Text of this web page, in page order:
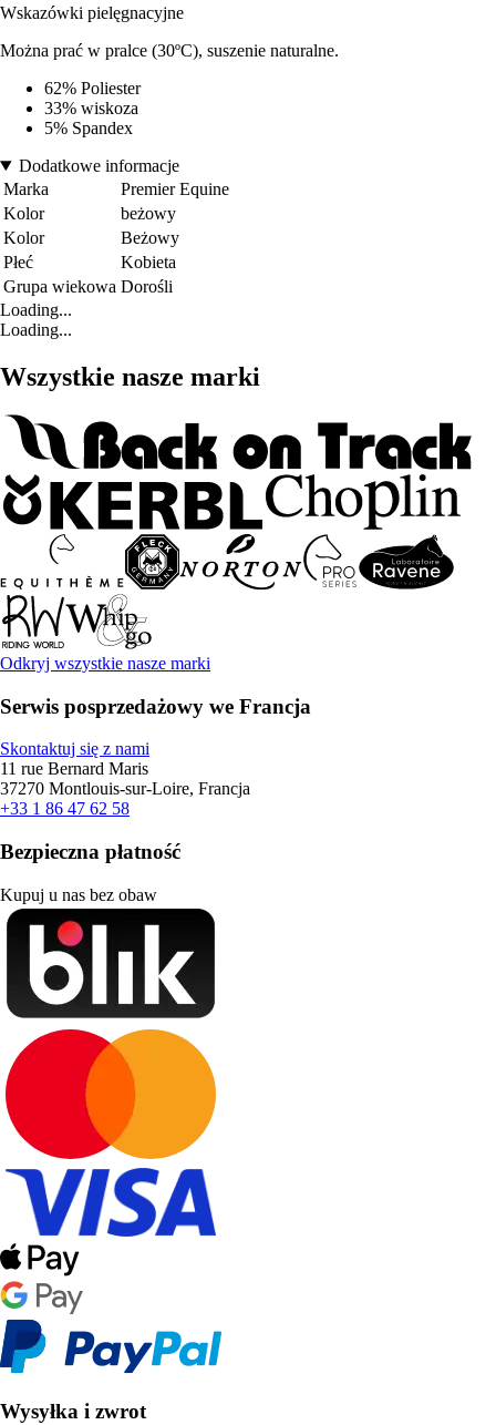
Wskazówki pielęgnacyjne
Można prać w pralce (30ºC), suszenie naturalne.
62% Poliester
33% wiskoza
5% Spandex
Dodatkowe informacje
Marka
Premier Equine
Kolor
beżowy
Kolor
Beżowy
Płeć
Kobieta
Grupa wiekowa Dorośli
Loading...
Loading...
Wszystkie nasze marki
Odkryj wszystkie nasze marki
Serwis posprzedażowy we Francja
Skontaktuj się z nami
11 rue Bernard Maris
37270 Montlouis-sur-Loire, Francja
+33 1 86 47 62 58
Bezpieczna płatność
Kupuj u nas bez obaw
Wysyłka i zwrot